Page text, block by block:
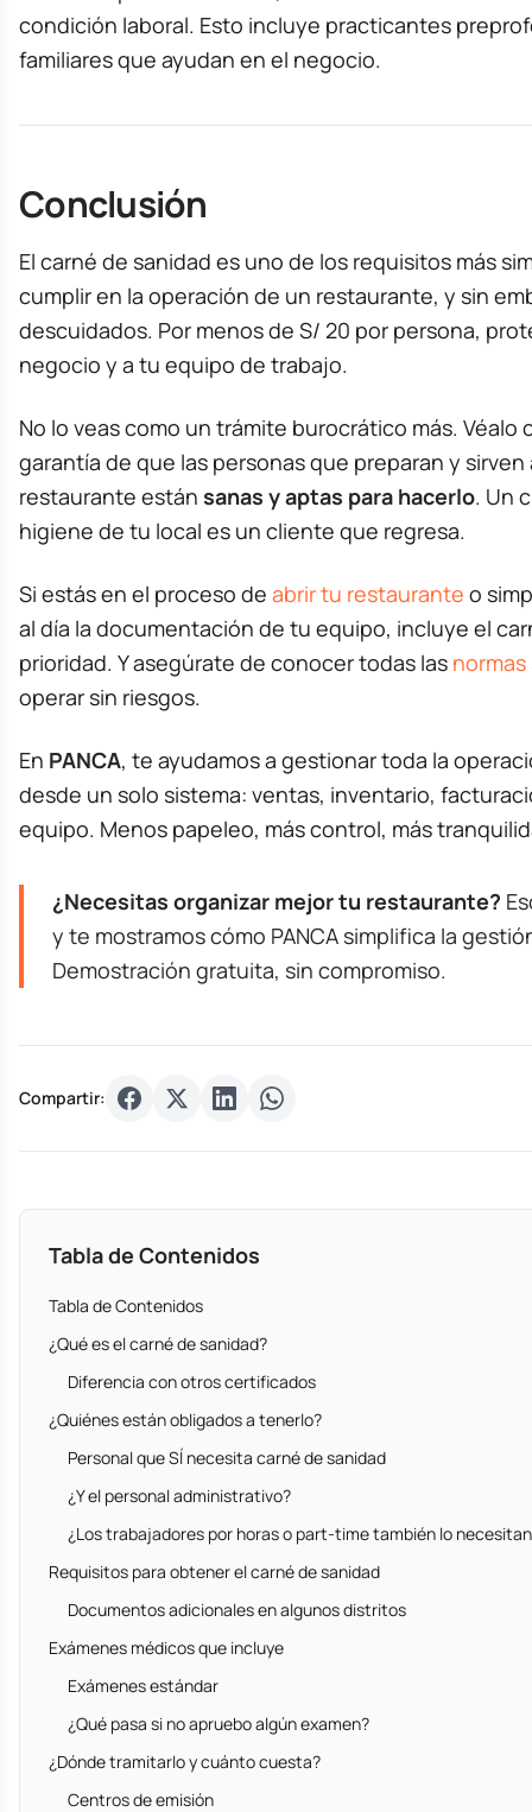
condición laboral. Esto incluye practicantes
familiares que ayudan en el negocio.
Conclusión
El carné de sanidad es uno de los requisitos más
cumplir en la operación de un restaurante, y sin
descuidados. Por menos de S/ 20 por persona,
negocio y a tu equipo de trabajo.
No lo veas como un trámite burocrático más. Véalo
garantía de que las personas que preparan y
restaurante están sanas y aptas para hacerlo. Un
higiene de tu local es un cliente que regresa.
Si estás en el proceso de abrir tu restaurante o
al día la documentación de tu equipo, incluye el
prioridad. Y asegúrate de conocer todas las
operar sin riesgos.
En PANCA, te ayudamos a gestionar toda la
desde un solo sistema: ventas, inventario,
equipo. Menos papeleo, más control, más
¿Necesitas organizar mejor tu restaurante?
y te mostramos cómo PANCA simplifica la
Demostración gratuita, sin compromiso.
Compartir:
Tabla de Contenidos
Tabla de Contenidos
¿Qué es el carné de sanidad?
Diferencia con otros certificados
¿Quiénes están obligados a tenerlo?
Personal que SÍ necesita carné de sanidad
¿Y el personal administrativo?
¿Los trabajadores por horas o part-time también lo
Requisitos para obtener el carné de sanidad
Documentos adicionales en algunos distritos
Exámenes médicos que incluye
Exámenes estándar
¿Qué pasa si no apruebo algún examen?
¿Dónde tramitarlo y cuánto cuesta?
Centros de emisión